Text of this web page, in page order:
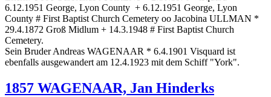
6.12.1951 George, Lyon County + 6.12.1951 George, Lyon
County # First Baptist Church Cemetery oo Jacobina ULLMAN *
29.4.1872 Groß Midlum + 14.3.1948 # First Baptist Church
Cemetery.
Sein Bruder Andreas WAGENAAR * 6.4.1901 Visquard ist
ebenfalls ausgewandert am 12.4.1923 mit dem Schiff "York".
1857 WAGENAAR, Jan Hinderks